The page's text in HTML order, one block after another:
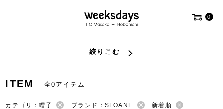
0
絞りこむ
ITEM 全0アイテム
カテゴリ：帽子 ブランド：SLOANE 新着順